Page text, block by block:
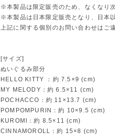
※本製品は限定販売のため、なくなり
※本製品は日本限定販売となり、日本
上記に関する個別のお問い合わせはご
[サイズ]
ぬいぐるみ部分
HELLO KITTY ：約 7.5×9 (cm)
MY MELODY：約 6.5×11 (cm)
POCHACCO：約 11×13.7 (cm)
POMPOMPURIN：約 10×9.5 (cm)
KUROMI：約 8.5×11 (cm)
CINNAMOROLL：約 15×8 (cm)